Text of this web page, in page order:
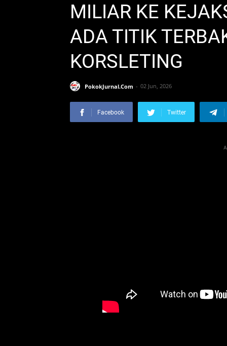
MILIAR KE
ADA TITIK
KORSLETING
PokokJurnal.Com 02 Jun, 2026
Facebook Twitter